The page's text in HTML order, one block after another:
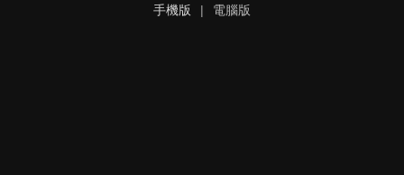
手機版
| 電腦版